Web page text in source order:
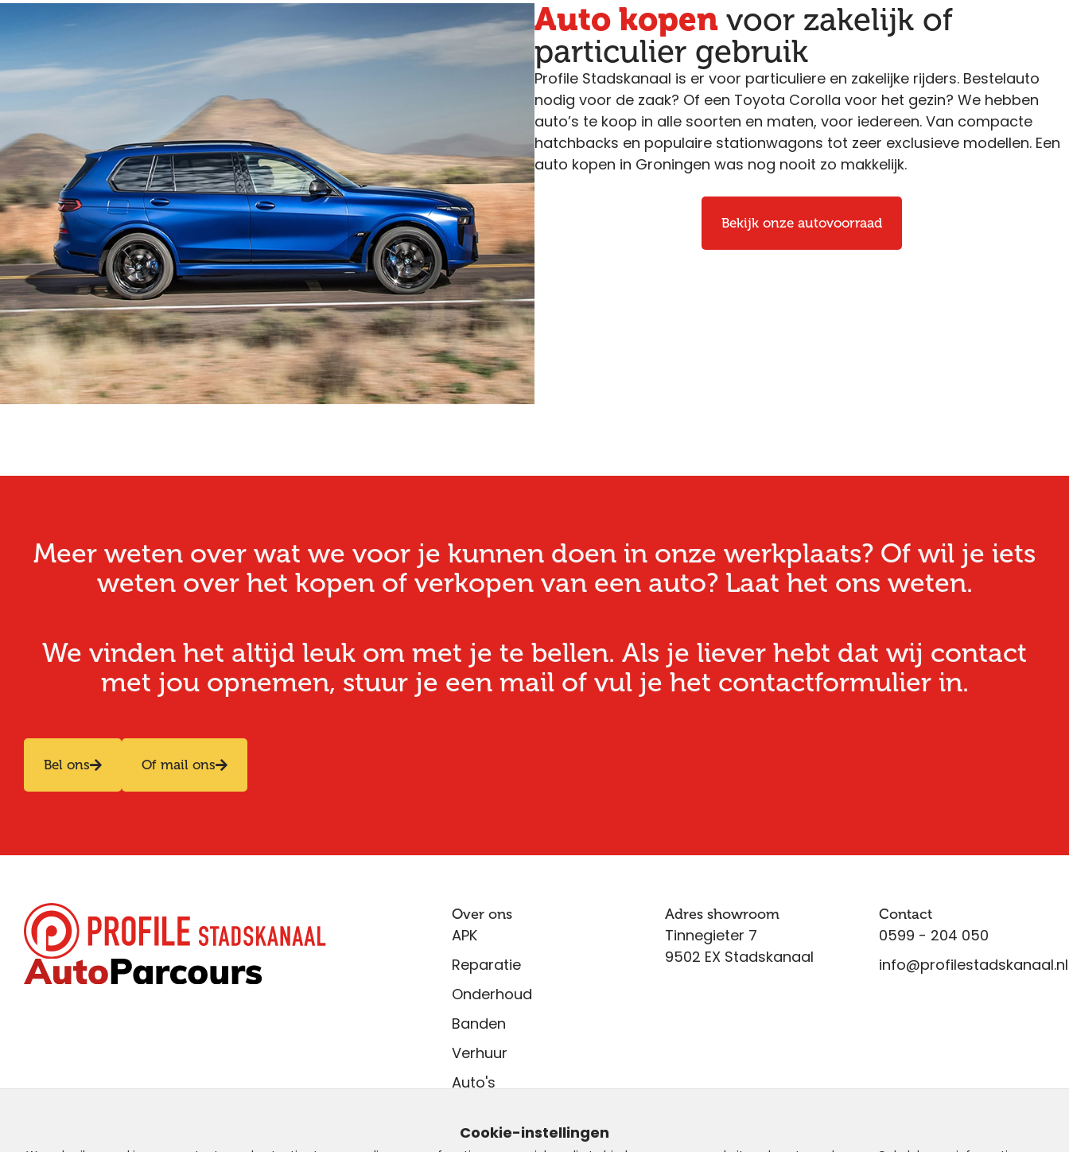
Auto kopen voor zakelijk of
particulier gebruik
Profile Stadskanaal is er voor particuliere en zakelijke rijders. Bestelauto
nodig voor de zaak? Of een Toyota Corolla voor het gezin? We hebben
auto’s te koop in alle soorten en maten, voor iedereen. Van compacte
hatchbacks en populaire stationwagons tot zeer exclusieve modellen. Een
auto kopen in Groningen was nog nooit zo makkelijk.
Bekijk onze autovoorraad
Meer weten over wat we voor je kunnen doen in onze werkplaats? Of wil je iets
weten over het kopen of verkopen van een auto? Laat het ons weten.
We vinden het altijd leuk om met je te bellen. Als je liever hebt dat wij contact
met jou opnemen, stuur je een mail of vul je het contactformulier in.
Bel ons Of mail ons
Over ons
APK
Reparatie
Onderhoud
Banden
Verhuur
Auto's
Adres showroom
Tinnegieter 7
9502 EX Stadskanaal
Contact
0599 - 204 050
info@profilestadskanaal.nl
Cookie-instellingen